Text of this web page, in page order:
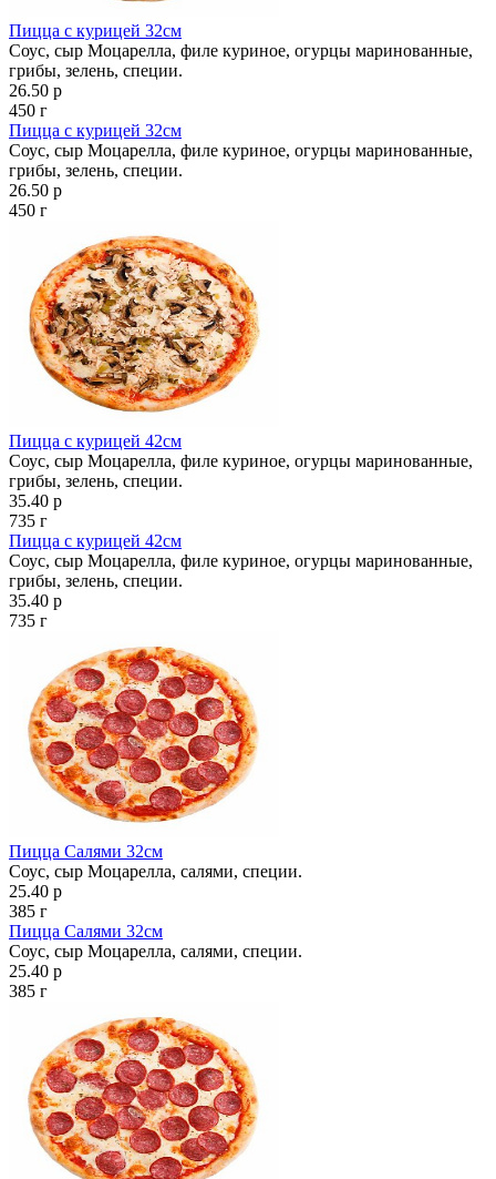
Пицца с курицей 32см
Соус, сыр Моцарелла, филе куриное, огурцы маринованные,
грибы, зелень, специи.
26.50 р
450 г
Пицца с курицей 32см
Соус, сыр Моцарелла, филе куриное, огурцы маринованные,
грибы, зелень, специи.
26.50 р
450 г
Пицца с курицей 42см
Соус, сыр Моцарелла, филе куриное, огурцы маринованные,
грибы, зелень, специи.
35.40 р
735 г
Пицца с курицей 42см
Соус, сыр Моцарелла, филе куриное, огурцы маринованные,
грибы, зелень, специи.
35.40 р
735 г
Пицца Салями 32см
Соус, сыр Моцарелла, салями, специи.
25.40 р
385 г
Пицца Салями 32см
Соус, сыр Моцарелла, салями, специи.
25.40 р
385 г